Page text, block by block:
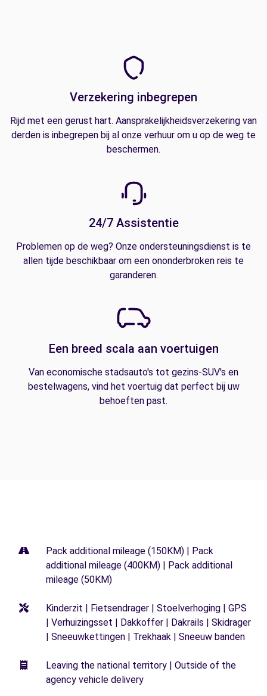
Verzekering inbegrepen
Rijd met een gerust hart. Aansprakelijkheidsverzekering van
derden is inbegrepen bij al onze verhuur om u op de weg te
beschermen.
24/7 Assistentie
Problemen op de weg? Onze ondersteuningsdienst is te
allen tijde beschikbaar om een ononderbroken reis te
garanderen.
Een breed scala aan voertuigen
Van economische stadsauto's tot gezins-SUV's en
bestelwagens, vind het voertuig dat perfect bij uw
behoeften past.
Pack additional mileage (150KM) | Pack
additional mileage (400KM) | Pack additional
mileage (50KM)
Kinderzit | Fietsendrager | Stoelverhoging | GPS
| Verhuizingsset | Dakkoffer | Dakrails | Skidrager
| Sneeuwkettingen | Trekhaak | Sneeuw banden
Leaving the national territory | Outside of the
agency vehicle delivery